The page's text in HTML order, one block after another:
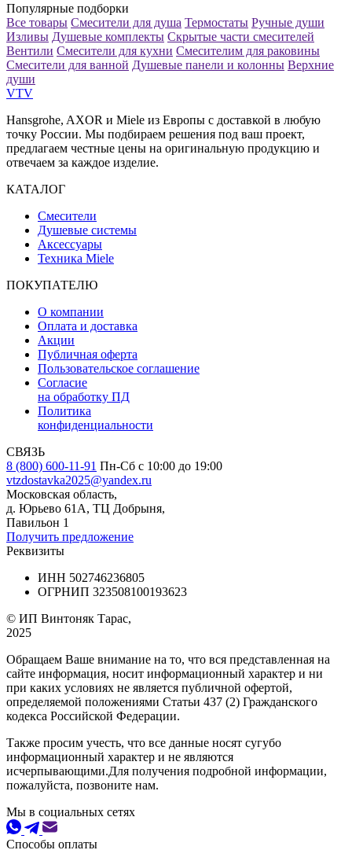
Популярные подборки
Все товары Смесители для душа Термостаты Ручные души
Изливы Душевые комплекты Скрытые части смесителей
Вентили Смесители для кухни Смесителим для раковины
Смесители для ванной Душевые панели и колонны Верхние
души
VTV
Hansgrohe, AXOR и Miele из Европы с доставкой в любую
точку России. Мы подбираем решения под ваш проект,
предлагаем честные цены на оригинальную продукцию и
отвечаем за каждое изделие.
КАТАЛОГ
Смесители
Душевые системы
Аксессуары
Техника Miele
ПОКУПАТЕЛЮ
О компании
Оплата и доставка
Акции
Публичная оферта
Пользовательское соглашение
Согласие
на обработку ПД
Политика
конфиденциальности
СВЯЗЬ
8 (800) 600-11-91 Пн-Сб с 10:00 до 19:00
vtzdostavka2025@yandex.ru
Московская область,
д. Юрьево 61А, ТЦ Добрыня,
Павильон 1
Получить предложение
Реквизиты
ИНН 502746236805
ОГРНИП 323508100193623
© ИП Винтоняк Тарас,
2025
Обращаем Ваше внимание на то, что вся представленная на
сайте информация, носит информационный характер и ни
при каких условиях не является публичной офертой,
определяемой положениями Статьи 437 (2) Гражданского
кодекса Российской Федерации.
Также просим учесть, что все данные носят сугубо
информационный характер и не являются
исчерпывающими.Для получения подробной информации,
пожалуйста, позвоните нам.
Мы в социальных сетях
Способы оплаты